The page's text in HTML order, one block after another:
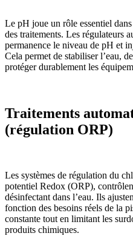
Le pH joue un rôle essentiel
des traitements. Les régulateurs
permanence le niveau de pH et
Cela permet de stabiliser l’eau,
protéger durablement les
Traitements
(régulation ORP)
Les systèmes de régulation du
potentiel Redox (ORP),
désinfectant dans l’eau. Ils
fonction des besoins réels de la
constante tout en limitant les
produits chimiques.